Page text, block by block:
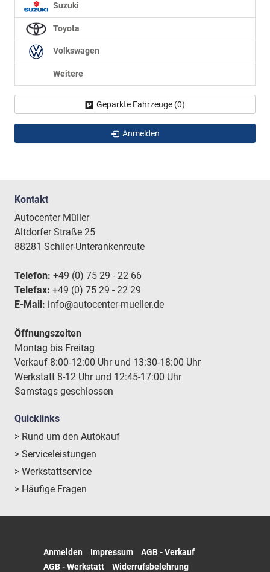
Suzuki
Toyota
Volkswagen
Weitere
Geparkte Fahrzeuge (0)
Anmelden
Kontakt
Autocenter Müller
Altdorfer Straße 25
88281 Schlier-Unterankenreute
Telefon: +49 (0) 75 29 - 22 66
Telefax: +49 (0) 75 29 - 22 29
E-Mail: info@autocenter-mueller.de
Öffnungszeiten
Montag bis Freitag
Verkauf 8:00-12:00 Uhr und 13:30-18:00 Uhr
Werkstatt 8-12 Uhr und 12:45-17:00 Uhr
Samstags geschlossen
Quicklinks
> Rund um den Autokauf
> Serviceleistungen
> Werkstattservice
> Häufige Fragen
Anmelden Impressum
AGB - Verkauf
AGB - Werkstatt
Widerrufsbelehrung